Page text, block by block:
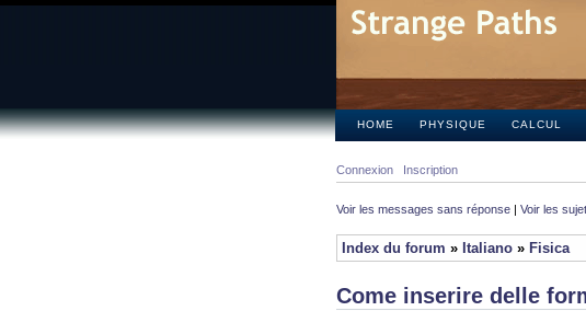
HOME PHYSIQUE CALCUL
Connexion Inscription
Voir les messages sans réponse | Voir les
Index du forum » Italiano » Fisica
Come inserire delle